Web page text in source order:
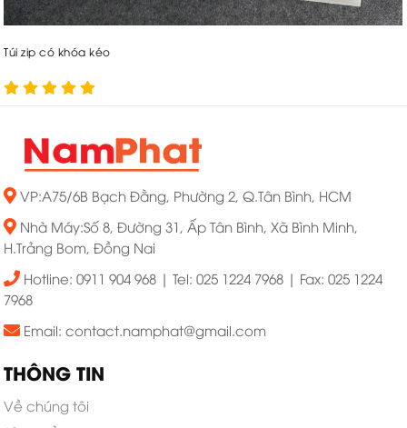
Túi zip có khóa kéo
VP:A75/6B Bạch Đằng, Phường 2, Q.Tân Bình, HCM
Nhà Máy:Số 8, Đường 31, Ấp Tân Bình, Xã Bình Minh,
H.Trảng Bom, Đồng Nai
Hotline: 0911 904 968 | Tel: 025 1224 7968 | Fax: 025 1224
7968
Email: contact.namphat@gmail.com
THÔNG TIN
Về chúng tôi